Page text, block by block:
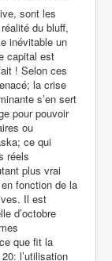
sont les
du bluff,
inévitable un
capital est
! Selon ces
la crise
s’en sert
pour pouvoir
ou
ce qui
réels
plus vrai
fonction de la
Il est
d’octobre
que fit la
l’utilisation